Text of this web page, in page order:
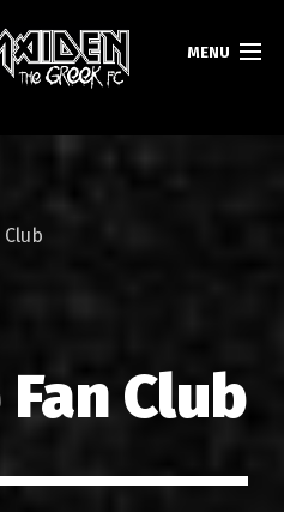
MENU
TOURS Club